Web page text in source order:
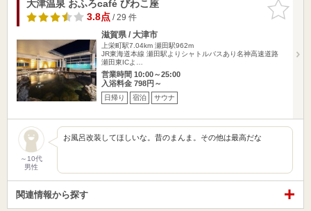
お気に入
りに追加
大津温泉 おふろcafé びわこ座
3.8点/ 29 件
滋賀県 / 大津市
上栄町駅7.04km 瀬田駅962m
JR東海道本線 瀬田駅よりシャトルバスあり名神高速道路
瀬田東ICよ…
営業時間 10:00～25:00
入浴料金 798円～
日帰り 宿泊 サウナ
～10代
男性
お風呂改装してほしいな。昔のまんま。その他は最高だな
関連情報から探す